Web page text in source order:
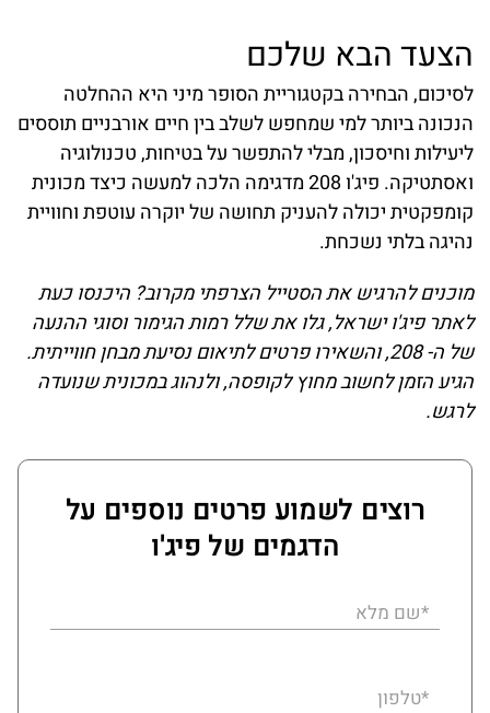
הצעד הבא שלכם
לסיכום, הבחירה בקטגוריית הסופר מיני היא ההחלטה
הנכונה ביותר למי שמחפש לשלב בין חיים אורבניים תוססים
ליעילות וחיסכון, מבלי להתפשר על בטיחות, טכנולוגיה
ואסתטיקה. פיג'ו 208 מדגימה הלכה למעשה כיצד מכונית
קומפקטית יכולה להעניק תחושה של יוקרה עוטפת וחוויית
נהיגה בלתי נשכחת.
מוכנים להרגיש את הסטייל הצרפתי מקרוב? היכנסו כעת
לאתר פיג'ו ישראל, גלו את שלל רמות הגימור וסוגי ההנעה
של ה- 208, והשאירו פרטים לתיאום נסיעת מבחן חווייתית.
הגיע הזמן לחשוב מחוץ לקופסה, ולנהוג במכונית שנועדה
לרגש.
רוצים לשמוע פרטים נוספים על
הדגמים של פיג'ו
*שם מלא
*טלפון